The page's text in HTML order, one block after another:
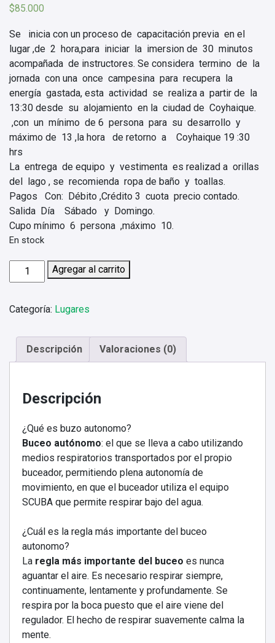
$85.000
Se inicia con un proceso de capacitación previa en el
lugar ,de 2 hora,para iniciar la imersion de 30 minutos
acompañada de instructores. Se considera termino de la
jornada con una once campesina para recupera la
energía gastada, esta actividad se realiza a partir de la
13:30 desde su alojamiento en la ciudad de Coyhaique.
,con un mínimo de 6 persona para su desarrollo y
máximo de 13 ,la hora de retorno a Coyhaique 19 :30
hrs
La entrega de equipo y vestimenta es realizad a orillas
del lago , se recomienda ropa de baño y toallas.
Pagos Con: Débito ,Crédito 3 cuota precio contado.
Salida Día Sábado y Domingo.
Cupo mínimo 6 persona ,máximo 10.
En stock
Bucear
en
aguas
Paloma
cantidad
Agregar al carrito
Categoría: Lugares
Descripción Valoraciones (0)
Descripción
¿Qué es buzo autonomo?
Buceo autónomo: el que se lleva a cabo utilizando
medios respiratorios transportados por el propio
buceador, permitiendo plena autonomía de
movimiento, en que el buceador utiliza el equipo
SCUBA que permite respirar bajo del agua.
¿Cuál es la regla más importante del buceo
autonomo?
La regla más importante del buceo es nunca
aguantar el aire. Es necesario respirar siempre,
continuamente, lentamente y profundamente. Se
respira por la boca puesto que el aire viene del
regulador. El hecho de respirar suavemente calma la
mente.